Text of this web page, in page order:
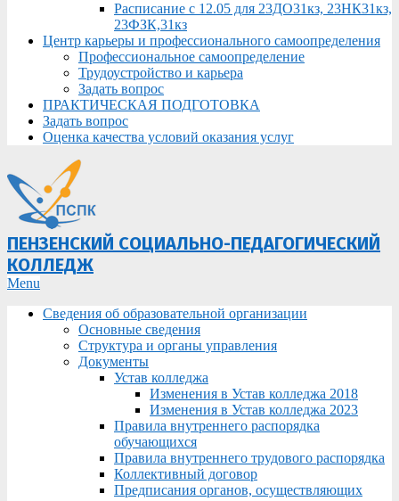
Расписание с 12.05 для 23ДО31кз, 23НК31кз,
23ФЗК,31кз
Центр карьеры и профессионального самоопределения
Профессиональное самоопределение
Трудоустройство и карьера
Задать вопрос
ПРАКТИЧЕСКАЯ ПОДГОТОВКА
Задать вопрос
Оценка качества условий оказания услуг
ПЕНЗЕНСКИЙ СОЦИАЛЬНО-ПЕДАГОГИЧЕСКИЙ
КОЛЛЕДЖ
Primary
Menu
Menu
Сведения об образовательной организации
Основные сведения
Структура и органы управления
Документы
Устав колледжа
Изменения в Устав колледжа 2018
Изменения в Устав колледжа 2023
Правила внутреннего распорядка
обучающихся
Правила внутреннего трудового распорядка
Коллективный договор
Предписания органов, осуществляющих